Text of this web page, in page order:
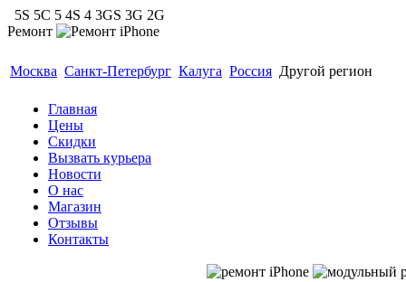
5S 5C 5 4S 4 3GS 3G 2G
Ремонт
Москва Санкт-Петербург Калуга Россия Другой регион
Главная
Цены
Скидки
Вызвать курьера
Новости
О нас
Магазин
Отзывы
Контакты